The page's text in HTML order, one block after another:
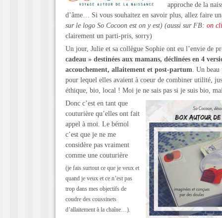
approche de la
d’âme… Si vous souhaitez en savoir plus, allez faire
sur le logo So Cocoon est on y est) (aussi sur FB: on
clairement un parti-pris, sorry)
Un jour, Julie et sa collègue Sophie ont eu l’envie de
cadeau » destinées aux mamans, déclinées en 4
accouchement, allaitement et post-partum . Un
pour lequel elles avaient à coeur de combiner utilité,
éthique, bio, local ! Moi je ne sais pas si je suis bio,
Donc c’est en tant que
couturière qu’elles ont fait
appel à moi. Le bémol
c’est que je ne me
considère pas vraiment
comme une couturière
(je fais surtout ce que je veux et
quand je veux et ce n’est pas
trop dans mes objectifs de
coudre des coussinets
d’allaitement à la chaîne…).